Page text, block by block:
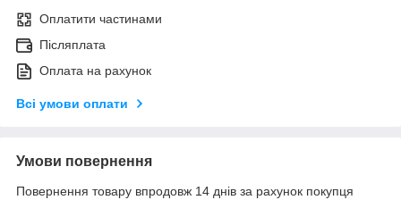
Оплатити частинами
Післяплата
Оплата на рахунок
Всі умови оплати
Умови повернення
Повернення товару впродовж 14 днів за рахунок покупця